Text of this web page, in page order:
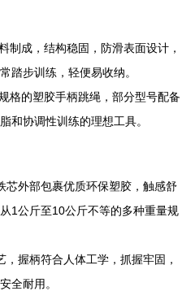
制成，结构稳固，防滑表面设计，
踏步训练，轻便易收纳。
格的塑胶手柄跳绳，部分型号配备
和协调性训练的理想工具。
芯外部包裹优质环保塑胶，触感舒
1公斤至10公斤不等的多种重量规
，握柄符合人体工学，抓握牢固，
全耐用。